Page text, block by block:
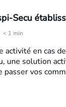
Secu
< 1 min
activité en cas
une solution
passer vos